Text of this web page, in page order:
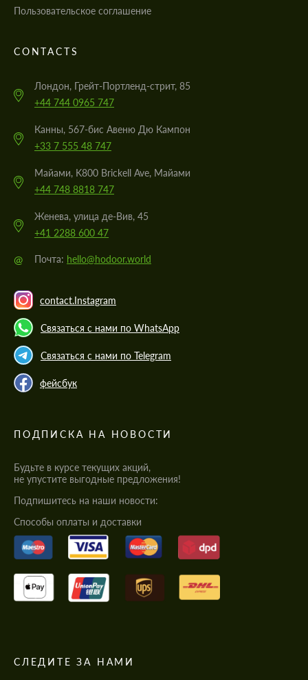
Пользовательское соглашение
CONTACTS
Лондон, Грейт-Портленд-стрит, 85
+44 744 0965 747
Канны, 567-бис Авеню Дю Кампон
+33 7 555 48 747
Майами, K800 Brickell Ave, Майами
+44 748 8818 747
Женева, улица де-Вив, 45
+41 2288 600 47
@ Почта: hello@hodoor.world
contact.Instagram
Связаться с нами по WhatsApp
Связаться с нами по Telegram
фейсбук
ПОДПИСКА НА НОВОСТИ
Будьте в курсе текущих акций,
не упустите выгодные предложения!
Подпишитесь на наши новости:
Cпособы оплаты и доставки
СЛЕДИТЕ ЗА НАМИ